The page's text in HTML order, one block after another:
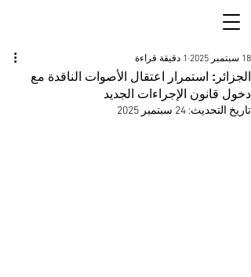
الجزائر: استمرار اعتقال الأصوات الناقدة مع
دخول قانون الإجراءات الجديد
18 سبتمبر 2025 1 دقيقة قراءة
تاريخ التحديث: 24 سبتمبر 2025